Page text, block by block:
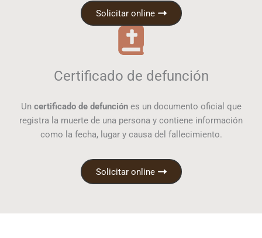
Solicitar online
Certificado de defunción
Un certificado de defunciónes un documento oficial que
registra la muerte de una persona y contiene información
como la fecha, lugar y causa del fallecimiento.
Solicitar online